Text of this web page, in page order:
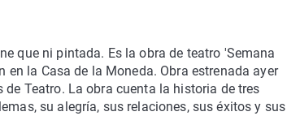
que ni pintada. Es la obra de teatro 'Semana
la Casa de la Moneda. Obra estrenada ayer
Teatro. La obra cuenta la historia de tres
su alegría, sus relaciones, sus éxitos y sus